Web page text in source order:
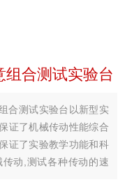
组合测试实验台
合测试实验台以新型实
证了机械传动性能综合
证了实验教学功能和科
动,测试各种传动的速